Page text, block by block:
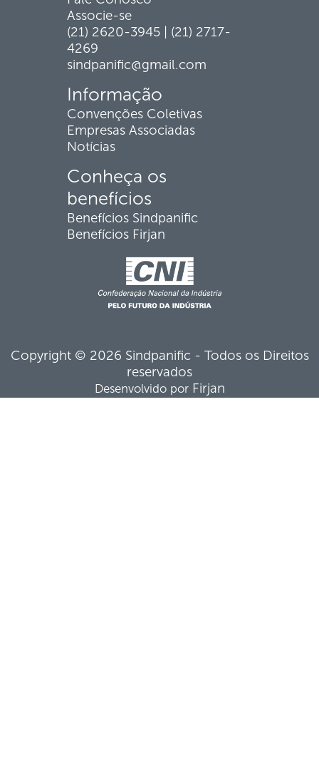
Associe-se
(21) 2620-3945 | (21) 2717-
4269
sindpanific@gmail.com
Informação
Convenções Coletivas
Empresas Associadas
Notícias
Conheça os
benefícios
Benefícios Sindpanific
Benefícios Firjan
Copyright © 2026 Sindpanific - Todos os Direitos
reservados
Desenvolvido por Firjan